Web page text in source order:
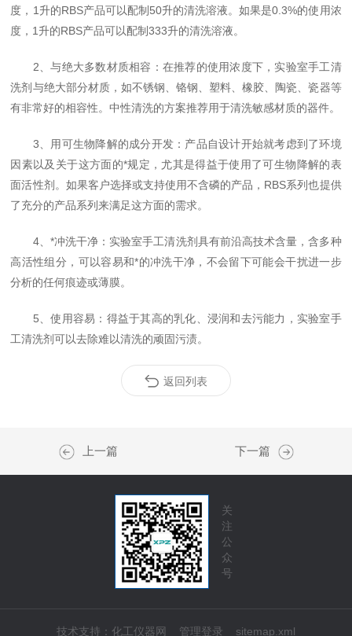
度，1升的RBS产品可以配制50升的清洗溶液。如果是0.3%的使用浓
度，1升的RBS产品可以配制333升的清洗溶液。
2、与绝大多数材质相容：在推荐的使用浓度下，实验室手工清
洗剂与绝大部分材质，如不锈钢、铬钢、塑料、橡胶、陶瓷、瓷器等
有非常好的相容性。中性清洗的方案推荐用于清洗敏感材质的器件。
3、用可生物降解的成分开发：产品自设计开始就考虑到了环境
因素以及关于这方面的*规定，尤其是得益于使用了可生物降解的表
面活性剂。如果客户选择或支持使用不含磷的产品，RBS系列也提供
了充分的产品系列来满足这方面的需求。
4、*冲洗干净：实验室手工清洗剂具有前沿高技术含量，含多种
高活性组分，可以容易和*的冲洗干净，不会留下可能会干扰进一步
分析的任何痕迹或薄膜。
5、使用容易：得益于其高的乳化、浸润和去污能力，实验室手
工清洗剂可以去除难以清洗的顽固污渍。
返回列表
上一篇 下一篇
关
注
公
众
号
技术支持： 化工仪器网 管理登录 sitemap.xml